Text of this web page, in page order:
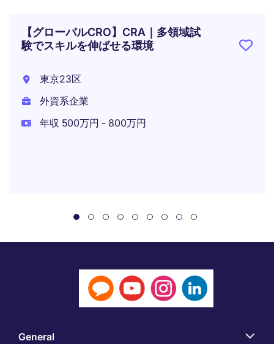
【グローバルCRO】CRA｜多領域試
験でスキルを伸ばせる環境
東京23区
外資系企業
年収 500万円 - 800万円
General